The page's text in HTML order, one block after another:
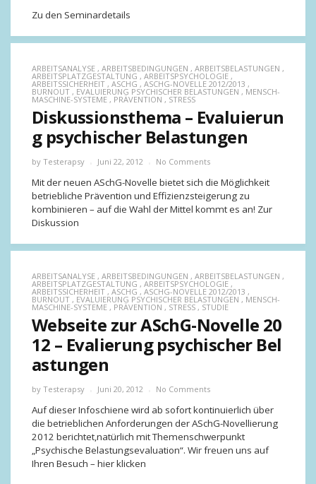
Zu den Seminardetails
ARBEITSANALYSE , ARBEITSBEDINGUNGEN , ARBEITSBELASTUNGEN ,
ARBEITSPLATZGESTALTUNG , ARBEITSPSYCHOLOGIE ,
ARBEITSSICHERHEIT , ASCHG , ASCHG-NOVELLE 2012/2013 ,
BURNOUT , EVALUIERUNG PSYCHISCHER BELASTUNGEN , MENSCH-
MASCHINE-SYSTEME , PRÄVENTION , STRESS
Diskussionsthema – Evaluierun
g psychischer Belastungen
by Testerapsy Juni 22, 2012 No Comments
Mit der neuen ASchG-Novelle bietet sich die Möglichkeit
betriebliche Prävention und Effizienzsteigerung zu
kombinieren – auf die Wahl der Mittel kommt es an! Zur
Diskussion
ARBEITSANALYSE , ARBEITSBEDINGUNGEN , ARBEITSBELASTUNGEN ,
ARBEITSPLATZGESTALTUNG , ARBEITSPSYCHOLOGIE ,
ARBEITSSICHERHEIT , ASCHG , ASCHG-NOVELLE 2012/2013 ,
BURNOUT , EVALUIERUNG PSYCHISCHER BELASTUNGEN , MENSCH-
MASCHINE-SYSTEME , PRÄVENTION , STRESS , STUDIE
Webseite zur ASchG-Novelle 20
12 – Evalierung psychischer Bel
astungen
by Testerapsy Juni 20, 2012 No Comments
Auf dieser Infoschiene wird ab sofort kontinuierlich über
die betrieblichen Anforderungen der ASchG-Novellierung
2012 berichtet,natürlich mit Themenschwerpunkt
„Psychische Belastungsevaluation“. Wir freuen uns auf
Ihren Besuch – hier klicken